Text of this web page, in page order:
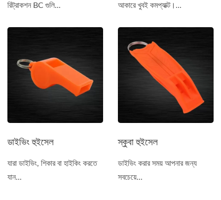
রিট্রাকশন BC গুলি... আকারে খুবই কমপ্যাক্ট।...
ডাইভিং হুইসেল
যারা ডাইভিং, শিকার বা হাইকিং করতে
যান...
স্কুবা হুইসেল
ডাইভিং করার সময় আপনার জন্য
সবচেয়ে...